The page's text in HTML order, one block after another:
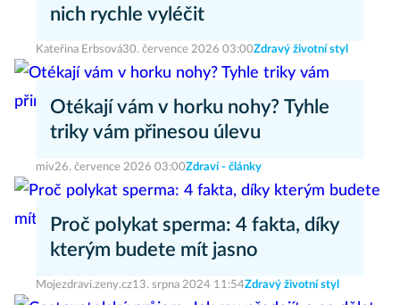
nich rychle vyléčit
Kateřina Erbsová30. července 2026 03:00Zdravý životní styl
Otékají vám v horku nohy? Tyhle
triky vám přinesou úlevu
miv26. července 2026 03:00Zdraví - články
Proč polykat sperma: 4 fakta, díky
kterým budete mít jasno
Mojezdravi.zeny.cz13. srpna 2024 11:54Zdravý životní styl